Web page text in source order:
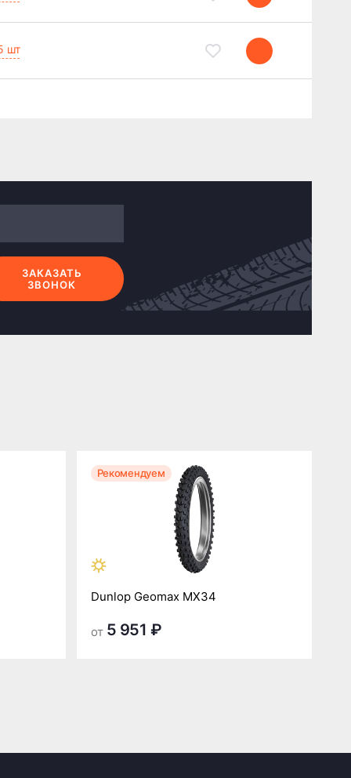
шт
ЗАКАЗАТЬ
ЗВОНОК
Рекомендуем
Dunlop Geomax MX34
от 5 951 ₽